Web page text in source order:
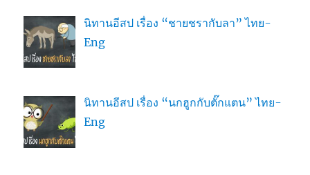
นิทานอีสป เรื่อง “ชายชรากับลา” ไทย-
Eng
นิทานอีสป เรื่อง “นกฮูกกับตั๊กแตน” ไทย-
Eng